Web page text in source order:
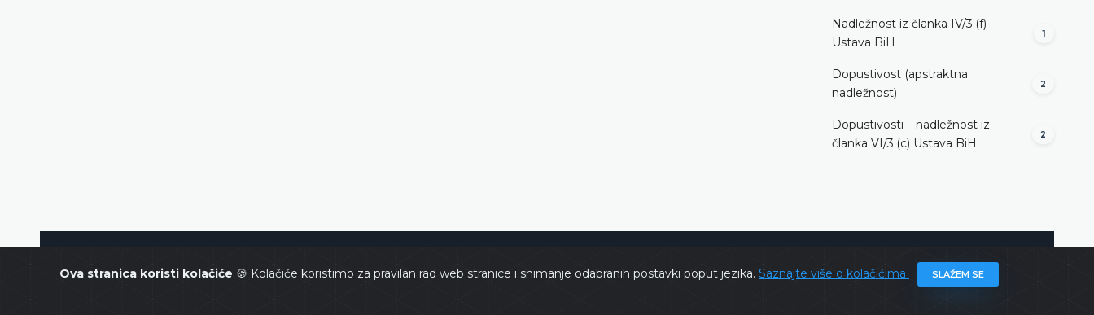
Ova stranica koristi kolačiće 🍪 Kolačiće koristimo za pravilan rad web stranice i snimanje odabranih postavki poput jezika. Saznajte više o kolačićima SLAŽEM SE
Nadležnost iz članka IV/3.(f)
Ustava BiH
1
Dopustivost (apstraktna
nadležnost)
2
Dopustivosti – nadležnost iz
članka VI/3.(c) Ustava BiH
2
Ustavni sud Bosne i Hercegovine Copyrights @ 2026Ustavni sud BiHSva prava zadržana.